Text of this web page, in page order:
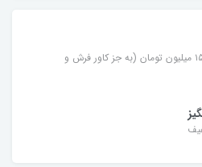
برای خرید بالای ۱۵ میلیون تومان (به جز کاور فرش و